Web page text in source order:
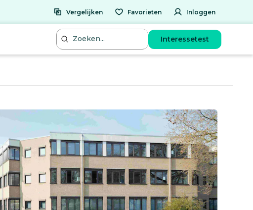
Vergelijken Favorieten Inloggen
Interessetest